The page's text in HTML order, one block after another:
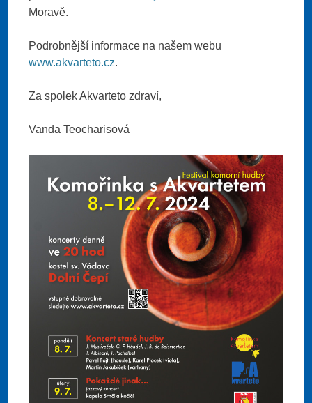
Moravě.
Podrobnější informace na našem webu
www.akvarteto.cz.
Za spolek Akvarteto zdraví,
Vanda Teocharisová